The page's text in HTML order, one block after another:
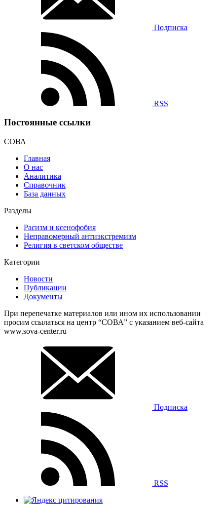
Подписка
RSS
Постоянные ссылки
СОВА
Главная
О нас
Аналитика
Справочник
База данных
Разделы
Расизм и ксенофобия
Неправомерный антиэкстремизм
Религия в светском обществе
Категории
Новости
Публикации
Документы
При перепечатке материалов или ином их использовании
просим ссылаться на центр “СОВА” с указанием веб-сайта
www.sova-center.ru
Подписка
RSS